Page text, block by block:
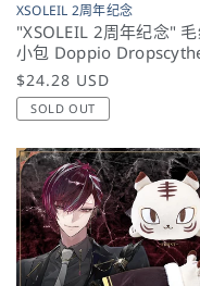
XSOLEIL 2周年纪念
"XSOLEIL 2周年纪念"
小包 Doppio
常
规
价
格
$24.28 USD
SOLD OUT